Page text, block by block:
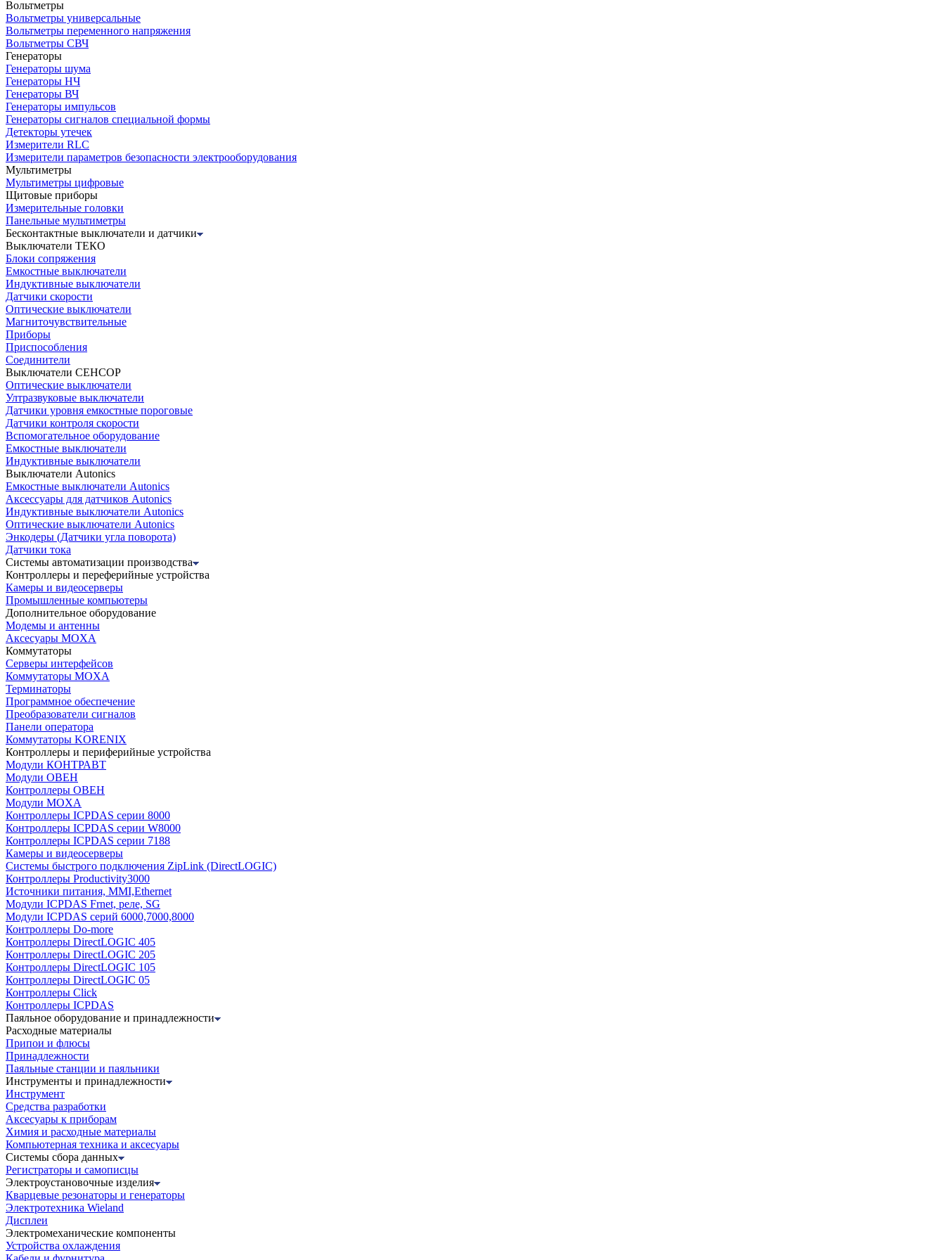
Вольтметры
Вольтметры универсальные
Вольтметры переменного напряжения
Вольтметры СВЧ
Генераторы
Генераторы шума
Генераторы НЧ
Генераторы ВЧ
Генераторы импульсов
Генераторы сигналов специальной формы
Детекторы утечек
Измерители RLC
Измерители параметров безопасности электрооборудования
Мультиметры
Мультиметры цифровые
Щитовые приборы
Измерительные головки
Панельные мультиметры
Бесконтактные выключатели и датчики
Выключатели ТЕКО
Блоки сопряжения
Емкостные выключатели
Индуктивные выключатели
Датчики скорости
Оптические выключатели
Магниточувствительные
Приборы
Приспособления
Соединители
Выключатели СЕНСОР
Оптические выключатели
Ултразвуковые выключатели
Датчики уровня емкостные пороговые
Датчики контроля скорости
Вспомогательное оборудование
Емкостные выключатели
Индуктивные выключатели
Выключатели Autonics
Емкостные выключатели Autonics
Аксессуары для датчиков Autonics
Индуктивные выключатели Autonics
Оптические выключатели Autonics
Энкодеры (Датчики угла поворота)
Датчики тока
Системы автоматизации производства
Контроллеры и переферийные устройства
Камеры и видеосерверы
Промышленные компьютеры
Дополнительное оборудование
Модемы и антенны
Аксесуары MOXA
Коммутаторы
Серверы интерфейсов
Коммутаторы MOXA
Терминаторы
Программное обеспечение
Преобразователи сигналов
Панели оператора
Коммутаторы KORENIX
Контроллеры и периферийные устройства
Модули КОНТРАВТ
Модули ОВЕН
Контроллеры ОВЕН
Модули MOXA
Контроллеры ICPDAS серии 8000
Контроллеры ICPDAS серии W8000
Контроллеры ICPDAS серии 7188
Камеры и видеосерверы
Системы быстрого подключения ZipLink (DirectLOGIC)
Контроллеры Productivity3000
Источники питания, MMI,Ethernet
Модули ICPDAS Frnet, реле, SG
Модули ICPDAS серий 6000,7000,8000
Контроллеры Do-more
Контроллеры DirectLOGIC 405
Контроллеры DirectLOGIC 205
Контроллеры DirectLOGIC 105
Контроллеры DirectLOGIC 05
Контроллеры Click
Контроллеры ICPDAS
Паяльное оборудование и принадлежности
Расходные материалы
Припои и флюсы
Принадлежности
Паяльные станции и паяльники
Инструменты и принадлежности
Инструмент
Средства разработки
Аксесуары к приборам
Химия и расходные материалы
Компьютерная техника и аксесуары
Системы сбора данных
Регистраторы и самописцы
Электроустановочные изделия
Кварцевые резонаторы и генераторы
Электротехника Wieland
Дисплеи
Электромеханические компоненты
Устройства охлаждения